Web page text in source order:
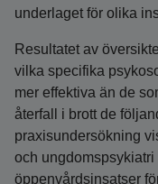
underlaget för olika
Resultatet av
vilka specifika
mer effektiva än de
återfall i brott de
praxisundersökning
och ungdomspsykiatri
öppenvårdsinsatser